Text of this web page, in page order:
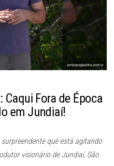
Caqui Fora de Época
em Jundiaí!
que está agitando
visionário de Jundiaí, São